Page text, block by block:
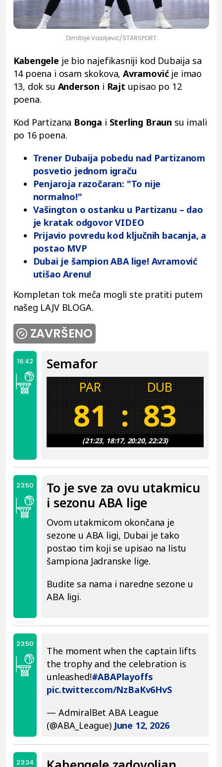
Dimitrije Vasiljević/STARSPORT
Kabengele je bio najefikasniji kod Dubaija sa
14 poena i osam skokova,Avramovićje imao
13, dok su Anderson i Rajt upisao po 12
poena.
Kod Partizana Bonga i Sterling Braun su imali
po 16 poena.
Trener Dubaija pobedu nad Partizanom
posvetio jednom igraču
Penjaroja razočaran: "To nije
normalno!"
Vašington o ostanku u Partizanu – dao
je kratak odgovor VIDEO
Prijavio povredu kod ključnih bacanja, a
postao MVP
Dubai je šampion ABA lige! Avramović
utišao Arenu!
Kompletan tok meča mogli ste pratiti putem
našeg LAJV BLOGA.
ZAVRŠENO
16:42 Semafor
(21:23, 18:17, 20:20, 22:23)
PAR DUB
81 : 83
23:50
To je sve za ovu utakmicu
i sezonu ABA lige
Ovom utakmicom okončana je
sezone u ABA ligi, Dubai je tako
postao tim koji se upisao na listu
šampiona Jadranske lige.
Budite sa nama i naredne sezone u
ABA ligi.
23:50
The moment when the captain lifts
the trophy and the celebration is
unleashed!#ABAPlayoffs
pic.twitter.com/NzBaKv6HvS
— AdmiralBet ABA League
(@ABA_League) June 12, 2026
23:34